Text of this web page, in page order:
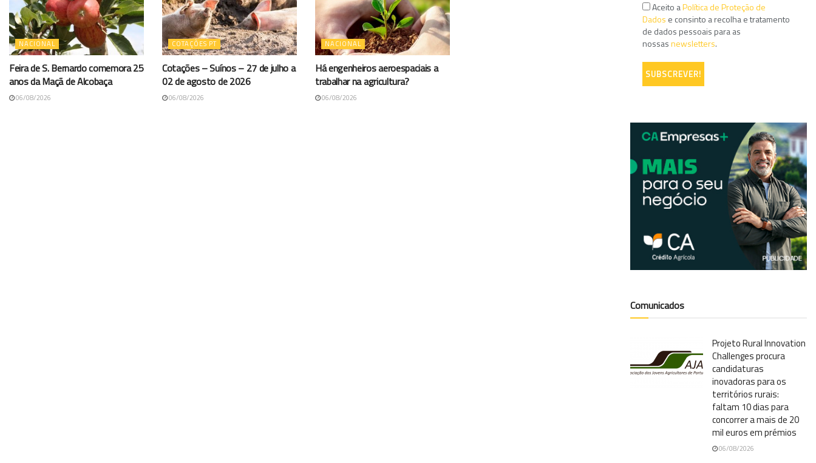
NACIONAL
Feira de S. Bernardo comemora 25
anos da Maçã de Alcobaça
06/08/2026
COTAÇÕES PT
Cotações – Suínos – 27 de julho a
02 de agosto de 2026
06/08/2026
NACIONAL
Há engenheiros aeroespaciais a
trabalhar na agricultura?
06/08/2026
Aceito aPolítica de Proteção de
Dados e consinto a recolha e tratamento
de dados pessoais para as
nossasnewsletters.
Comunicados
Projeto Rural Innovation
Challenges procura
candidaturas
inovadoras para os
territórios rurais:
faltam 10 dias para
concorrer a mais de 20
mil euros em prémios
06/08/2026